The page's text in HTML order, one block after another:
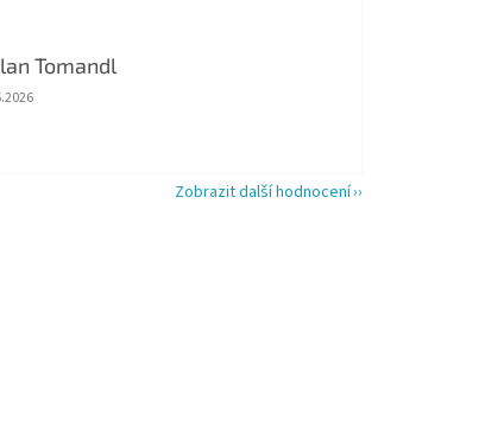
Tomandl
obchodu je 5 z 5 hvězdiček.
Zobrazit další hodnocení